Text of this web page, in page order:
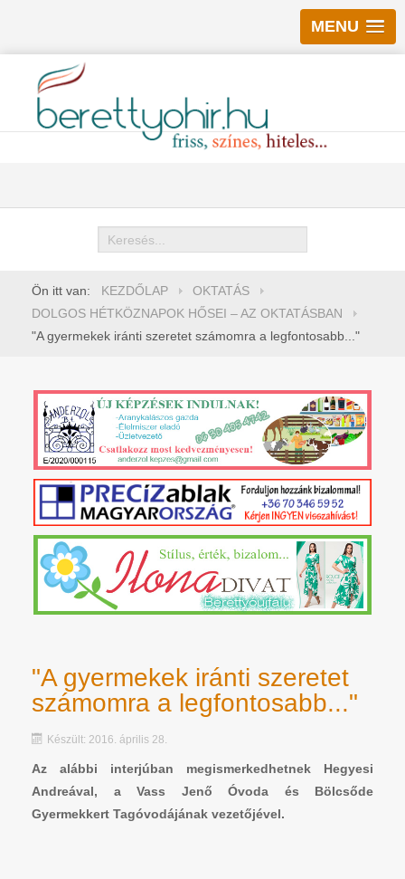
MENU
Keresés
Ön itt van: KEZDŐLAP
OKTATÁS
DOLGOS HÉTKÖZNAPOK HŐSEI – AZ OKTATÁSBAN
"A gyermekek iránti szeretet számomra a legfontosabb..."
"A gyermekek iránti szeretet
számomra a legfontosabb..."
Készült: 2016. április 28.
Az alábbi interjúban megismerkedhetnek Hegyesi
Andreával, a Vass Jenő Óvoda és Bölcsőde
Gyermekkert Tagóvodájának vezetőjével.